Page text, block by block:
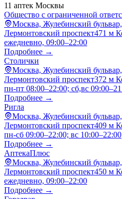
11 аптек Москвы
Общество с ограниченной
Москва, Жулебинский
Лермонтовский проспект471 м
ежедневно, 09:00–22:00
Подробнее →
Столички
Москва, Жулебинский
Лермонтовский проспект372 м
пн-пт 08:00–22:00; сб,вс
Подробнее →
Ригла
Москва, Жулебинский бульвар,
Лермонтовский проспект409 м
пн-сб 09:00–22:00; вс 10:00–22:00
Подробнее →
АптекаПлюс
Москва, Жулебинский
Лермонтовский проспект450 м
ежедневно, 09:00–22:00
Подробнее →